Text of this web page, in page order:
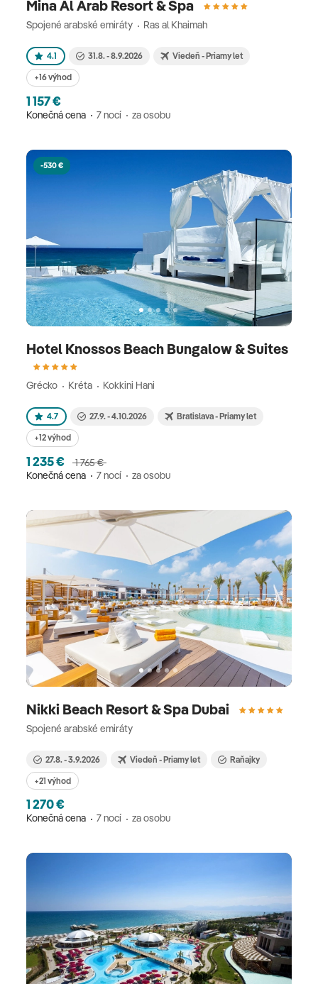
Mina Al Arab Resort & Spa
Spojené arabské emiráty Ras al Khaimah
4.1 31.8. - 8.9.2026 Viedeň - Priamy let
+16 výhod
1 157 €
Konečná cena 7 nocí za osobu
-530 €
Hotel Knossos Beach Bungalow & Suites
Grécko Kréta Kokkini Hani
4.7 27.9. - 4.10.2026 Bratislava - Priamy let
+12 výhod
1 235 €
1 765 €
Konečná cena
7 nocí za osobu
Nikki Beach Resort & Spa Dubai
Spojené arabské emiráty
27.8. - 3.9.2026 Viedeň - Priamy let
Raňajky
+21 výhod
1 270 €
Konečná cena 7 nocí za osobu